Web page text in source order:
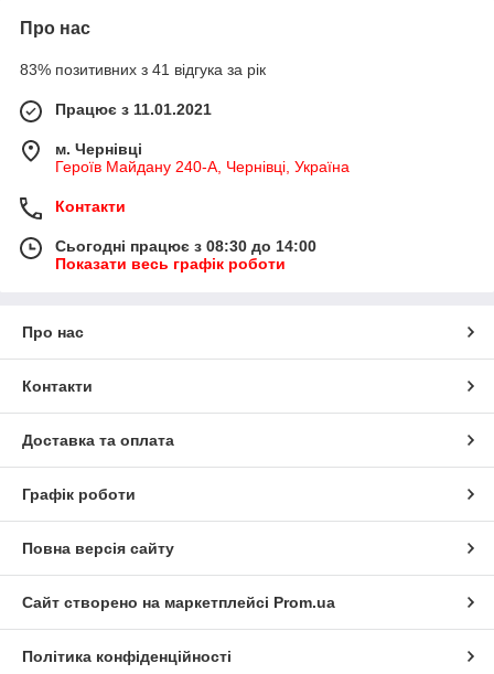
Про нас
83% позитивних з 41 відгука за рік
Працює з 11.01.2021
м. Чернівці
Героїв Майдану 240-А, Чернівці, Україна
Контакти
Сьогодні працює з 08:30 до 14:00
Показати весь графік роботи
Про нас
Контакти
Доставка та оплата
Графік роботи
Повна версія сайту
Сайт створено на маркетплейсі Prom.ua
Політика конфіденційності